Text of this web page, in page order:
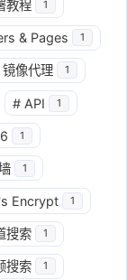
教程 1
& Pages 1
镜像代理 1
# API 1
1
1
Encrypt 1
搜索 1
搜索 1